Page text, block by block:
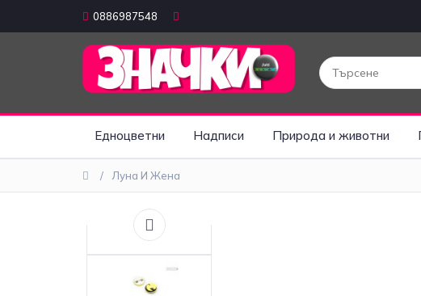
0886987548
Едноцветни Надписи Природа и животни
Луна И Жена